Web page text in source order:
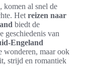
komen al snel de
Het reizen naar
biedt de
geschiedenis van
Engeland
wonderen, maar ook
strijd en romantiek